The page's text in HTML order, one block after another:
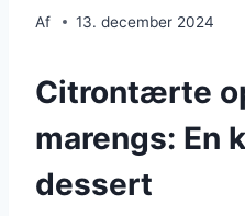
Af 13. december 2024
Citrontærte
marengs: En
dessert